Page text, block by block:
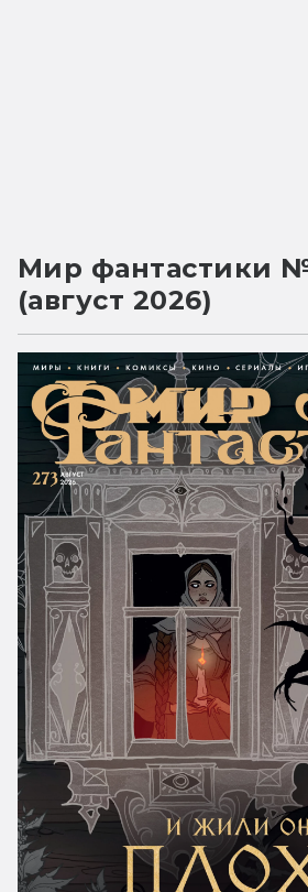
Мир фантастики
(август 2026)